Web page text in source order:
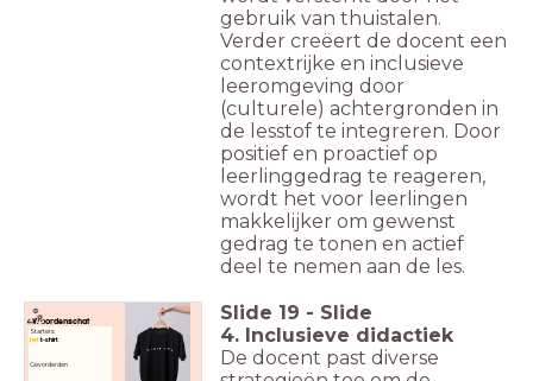
gebruik van thuistalen.
Verder creëert de docent een
contextrijke en inclusieve
leeromgeving door
(culturele) achtergronden in
de lesstof te integreren. Door
positief en proactief op
leerlinggedrag te reageren,
wordt het voor leerlingen
makkelijker om gewenst
gedrag te tonen en actief
deel te nemen aan de les.
Woordenschat
Starters:
hett-shirt
Gevorderden
Slide 19 - Slide
4. Inclusieve didactiek
De docent past diverse